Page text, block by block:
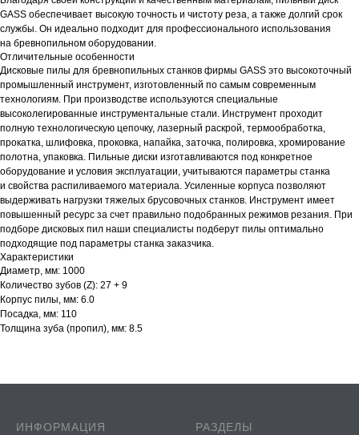
GASS обеспечивает высокую точность и чистоту реза, а также долгий срок
службы. Он идеально подходит для профессионального использования
на бревнопильном оборудовании.
Отличительные особенности
Дисковые пилы для бревнопильных станков фирмы GASS это высокоточный
промышленный инструмент, изготовленный по самым современным
технологиям. При производстве используются специальные
высоколегированные инструментальные стали. Инструмент проходит
полную технологическую цепочку, лазерный раскрой, термообработка,
прокатка, шлифовка, проковка, напайка, заточка, полировка, хромирование
полотна, упаковка. Пильные диски изготавливаются под конкретное
оборудование и условия эксплуатации, учитываются параметры станка
и свойства распиливаемого материала. Усиленные корпуса позволяют
выдерживать нагрузки тяжелых брусовочных станков. Инструмент имеет
повышенный ресурс за счет правильно подобранных режимов резания. При
подборе дисковых пил наши специалисты подберут пилы оптимально
подходящие под параметры станка заказчика.
Характеристики
Диаметр, мм: 1000
Количество зубов (Z): 27 + 9
Корпус пилы, мм: 6.0
Посадка, мм: 110
Толщина зуба (пропил), мм: 8.5
ИНФОРМАЦИЯ РАЗДЕЛЫ